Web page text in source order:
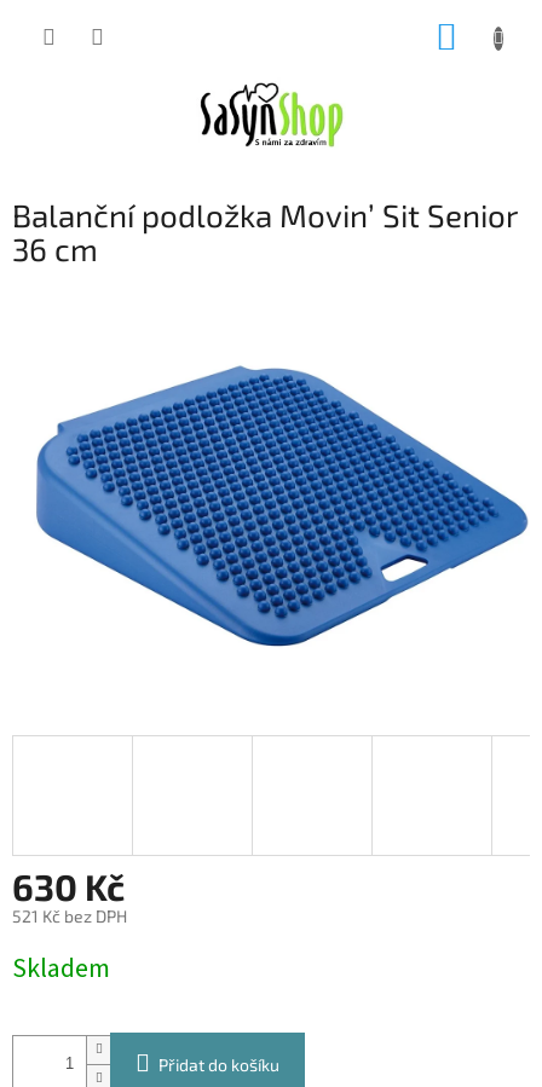
Balanční podložka Movin’ Sit Senior
36 cm
630 Kč
521 Kč bez DPH
cena:
Skladem
Přidat do košíku